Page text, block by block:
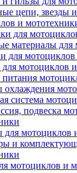
цепи, звезды
и
для
материалы для
для
мотоциклов
охлаждения
система
подвеска
для мотоциклов
и
мотоциклов и